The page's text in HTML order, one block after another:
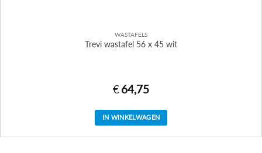
WASTAFELS
Trevi wastafel 56 x 45 wit
€64,75
IN WINKELWAGEN